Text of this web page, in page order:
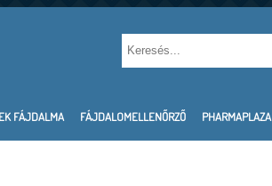
FÁJDALMA FÁJDALOMELLENŐRZŐ PHARMAPLAZA